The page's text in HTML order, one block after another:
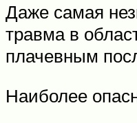
Даже самая
травма в
плачевным
Наиболее